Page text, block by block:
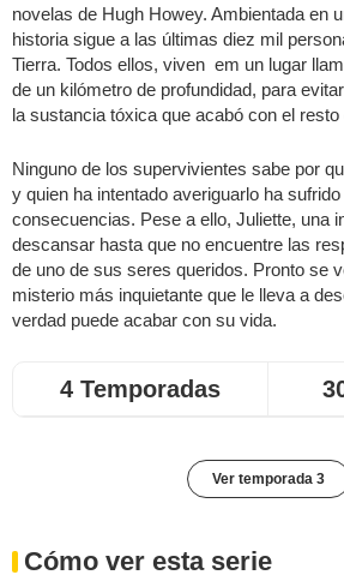
novelas de Hugh Howey. Ambientada en
historia sigue a las últimas diez mil
Tierra. Todos ellos, viven em un lugar
de un kilómetro de profundidad, para
la sustancia tóxica que acabó con el resto
Ninguno de los supervivientes sabe por
y quien ha intentado averiguarlo ha
consecuencias. Pese a ello, Juliette, una
descansar hasta que no encuentre las
de uno de sus seres queridos. Pronto se
misterio más inquietante que le lleva a
verdad puede acabar con su vida.
4 Temporadas
Ver temporada 3
Cómo ver esta serie